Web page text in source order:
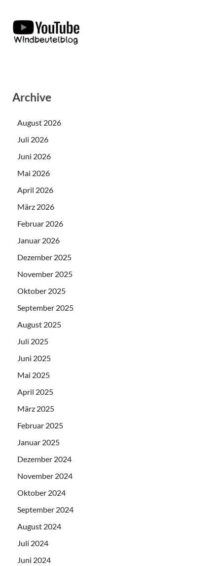
Archive
August 2026
Juli 2026
Juni 2026
Mai 2026
April 2026
März 2026
Februar 2026
Januar 2026
Dezember 2025
November 2025
Oktober 2025
September 2025
August 2025
Juli 2025
Juni 2025
Mai 2025
April 2025
März 2025
Februar 2025
Januar 2025
Dezember 2024
November 2024
Oktober 2024
September 2024
August 2024
Juli 2024
Juni 2024